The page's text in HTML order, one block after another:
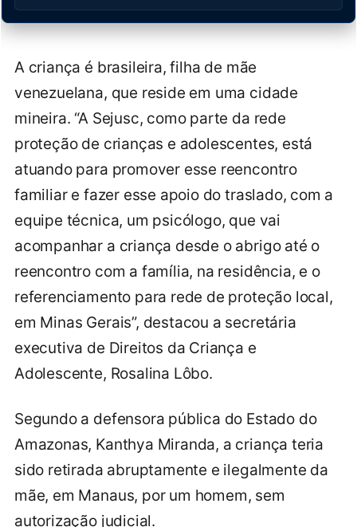
A criança é brasileira, filha de mãe
venezuelana, que reside em uma cidade
mineira. “A Sejusc, como parte da rede
proteção de crianças e adolescentes, está
atuando para promover esse reencontro
familiar e fazer esse apoio do traslado, com a
equipe técnica, um psicólogo, que vai
acompanhar a criança desde o abrigo até o
reencontro com a família, na residência, e o
referenciamento para rede de proteção local,
em Minas Gerais”, destacou a secretária
executiva de Direitos da Criança e
Adolescente, Rosalina Lôbo.
Segundo a defensora pública do Estado do
Amazonas, Kanthya Miranda, a criança teria
sido retirada abruptamente e ilegalmente da
mãe, em Manaus, por um homem, sem
autorização judicial.